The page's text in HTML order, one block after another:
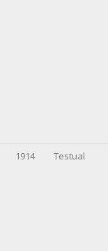
1914 Testual